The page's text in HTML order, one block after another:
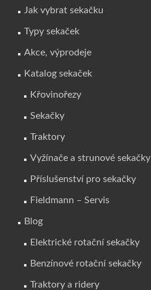
Jak vybrat sekačku
Typy sekaček
Akce, výprodeje
Katalog sekaček
Křovinořezy
Sekačky
Traktory
Vyžínače a strunové sekačky
Příslušenství pro sekačky
Fieldmann – Servis
Blog
Elektrické rotační sekačky
Benzínové rotační sekačky
Traktory a ridery